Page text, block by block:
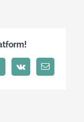
Vk Email